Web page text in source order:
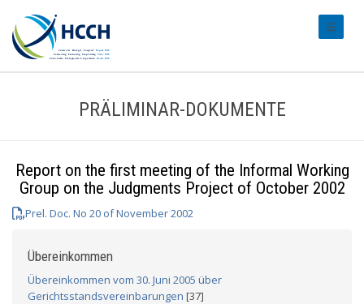
PRÄLIMINAR-DOKUMENTE
Report on the first meeting of the Informal Working
Group on the Judgments Project of October 2002
Prel. Doc. No 20 of November 2002
Übereinkommen
Übereinkommen vom 30. Juni 2005 über
Gerichtsstandsvereinbarungen [37]